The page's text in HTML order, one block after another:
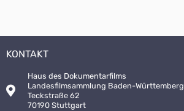
KONTAKT
Haus des Dokumentarfilms
Landesfilmsammlung Baden-Württemberg
Teckstraße 62
70190 Stuttgart